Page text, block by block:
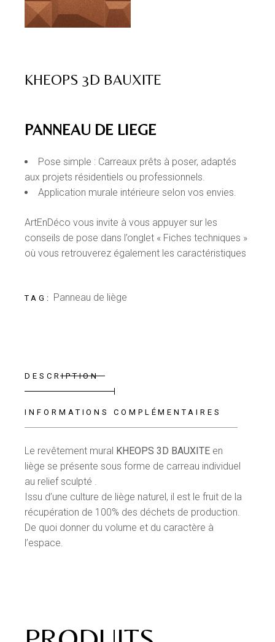
KHEOPS 3D BAUXITE
PANNEAU DE LIEGE
Pose simple : Carreaux prêts à poser, adaptés
aux projets résidentiels ou professionnels.
Application murale intérieure selon vos envies.
ArtEnDéco vous invite à vous appuyer sur les
conseils de pose dans l’onglet « Fiches techniques »
où vous retrouverez également les caractéristiques
TAG: Panneau de liège
DESCRIPTION
INFORMATIONS COMPLÉMENTAIRES
Le revêtement mural KHEOPS 3D BAUXITE en
liège se présente sous forme de carreau individuel
au relief sculpté .
Issu d’une culture de liège naturel, il est le fruit de la
récupération de 100% des déchets de production.
De quoi donner du volume et du caractère à
l’espace.